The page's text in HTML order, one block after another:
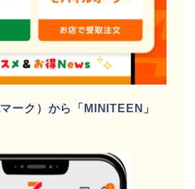
ーク）から「MINITEEN」